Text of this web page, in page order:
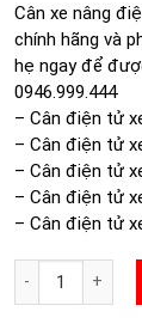
Cân xe nâng
chính hãng và
hẹ ngay để
0946.999.444
– Cân điện tử
– Cân điện tử
– Cân điện tử
– Cân điện tử
– Cân điện tử
CÂN XE NÂNG